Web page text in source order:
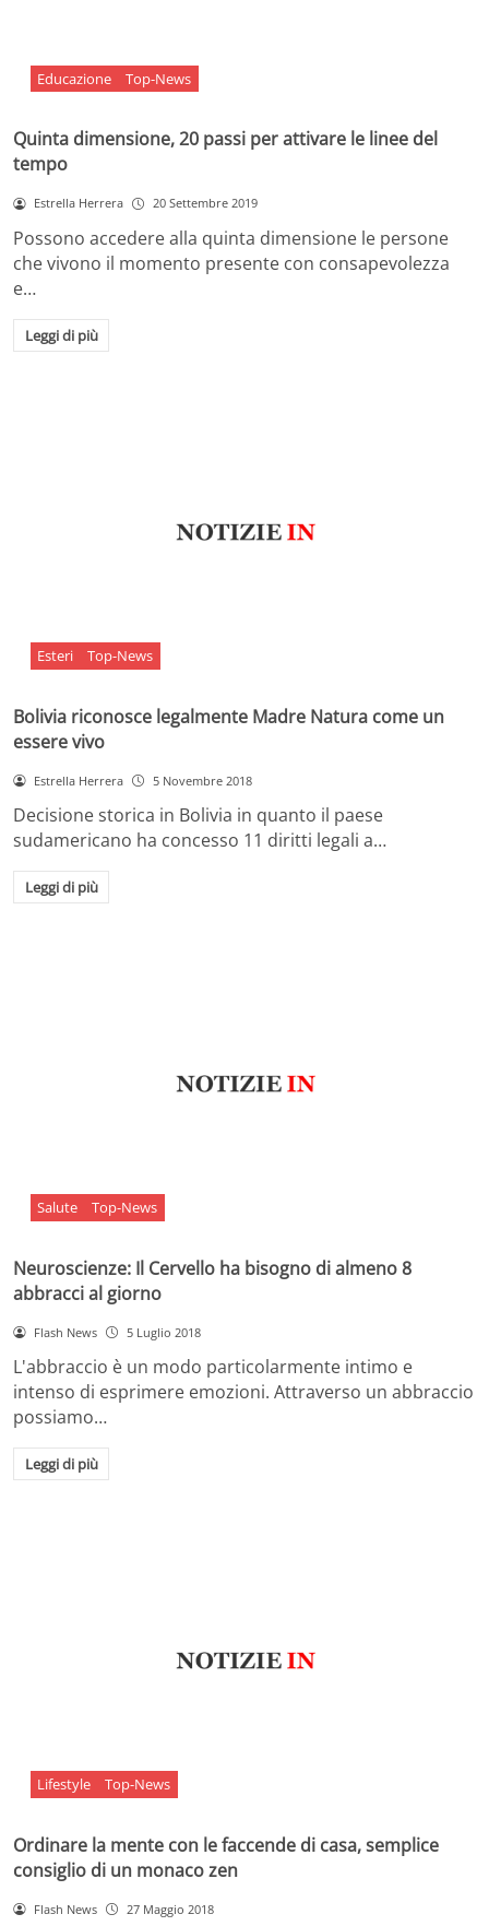
Educazione Top-News
Quinta dimensione, 20 passi per attivare le linee del
tempo
Estrella Herrera 20 Settembre 2019
Possono accedere alla quinta dimensione le persone
che vivono il momento presente con consapevolezza
e…
Leggi di più
Esteri Top-News
Bolivia riconosce legalmente Madre Natura come un
essere vivo
Estrella Herrera 5 Novembre 2018
Decisione storica in Bolivia in quanto il paese
sudamericano ha concesso 11 diritti legali a…
Leggi di più
Salute Top-News
Neuroscienze: Il Cervello ha bisogno di almeno 8
abbracci al giorno
Flash News 5 Luglio 2018
L'abbraccio è un modo particolarmente intimo e
intenso di esprimere emozioni. Attraverso un abbraccio
possiamo…
Leggi di più
Lifestyle Top-News
Ordinare la mente con le faccende di casa, semplice
consiglio di un monaco zen
Flash News 27 Maggio 2018